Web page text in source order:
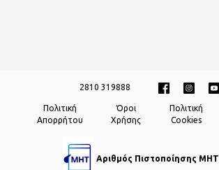
2810 319888
Πολιτική
Απορρήτου
Όροι
Χρήσης
Πολιτική
Cookies
Αριθμός Πιστοποίησης ΜΗΤ